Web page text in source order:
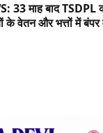
33 माह बाद TSDPL
के वेतन और भत्तों में बंपर